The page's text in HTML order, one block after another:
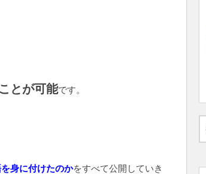
とが可能です。
身に付けたのかをすべて公開していき